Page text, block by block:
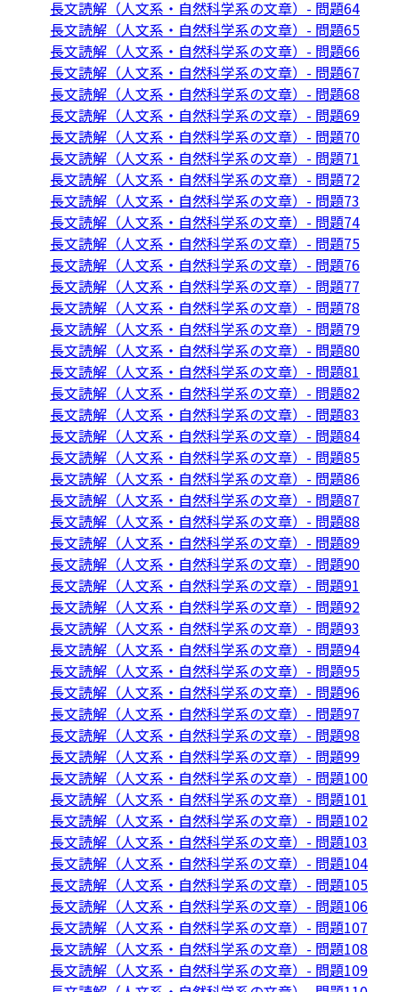
長文読解（人文系・自然科学系の文章）- 問題64
長文読解（人文系・自然科学系の文章）- 問題65
長文読解（人文系・自然科学系の文章）- 問題66
長文読解（人文系・自然科学系の文章）- 問題67
長文読解（人文系・自然科学系の文章）- 問題68
長文読解（人文系・自然科学系の文章）- 問題69
長文読解（人文系・自然科学系の文章）- 問題70
長文読解（人文系・自然科学系の文章）- 問題71
長文読解（人文系・自然科学系の文章）- 問題72
長文読解（人文系・自然科学系の文章）- 問題73
長文読解（人文系・自然科学系の文章）- 問題74
長文読解（人文系・自然科学系の文章）- 問題75
長文読解（人文系・自然科学系の文章）- 問題76
長文読解（人文系・自然科学系の文章）- 問題77
長文読解（人文系・自然科学系の文章）- 問題78
長文読解（人文系・自然科学系の文章）- 問題79
長文読解（人文系・自然科学系の文章）- 問題80
長文読解（人文系・自然科学系の文章）- 問題81
長文読解（人文系・自然科学系の文章）- 問題82
長文読解（人文系・自然科学系の文章）- 問題83
長文読解（人文系・自然科学系の文章）- 問題84
長文読解（人文系・自然科学系の文章）- 問題85
長文読解（人文系・自然科学系の文章）- 問題86
長文読解（人文系・自然科学系の文章）- 問題87
長文読解（人文系・自然科学系の文章）- 問題88
長文読解（人文系・自然科学系の文章）- 問題89
長文読解（人文系・自然科学系の文章）- 問題90
長文読解（人文系・自然科学系の文章）- 問題91
長文読解（人文系・自然科学系の文章）- 問題92
長文読解（人文系・自然科学系の文章）- 問題93
長文読解（人文系・自然科学系の文章）- 問題94
長文読解（人文系・自然科学系の文章）- 問題95
長文読解（人文系・自然科学系の文章）- 問題96
長文読解（人文系・自然科学系の文章）- 問題97
長文読解（人文系・自然科学系の文章）- 問題98
長文読解（人文系・自然科学系の文章）- 問題99
長文読解（人文系・自然科学系の文章）- 問題100
長文読解（人文系・自然科学系の文章）- 問題101
長文読解（人文系・自然科学系の文章）- 問題102
長文読解（人文系・自然科学系の文章）- 問題103
長文読解（人文系・自然科学系の文章）- 問題104
長文読解（人文系・自然科学系の文章）- 問題105
長文読解（人文系・自然科学系の文章）- 問題106
長文読解（人文系・自然科学系の文章）- 問題107
長文読解（人文系・自然科学系の文章）- 問題108
長文読解（人文系・自然科学系の文章）- 問題109